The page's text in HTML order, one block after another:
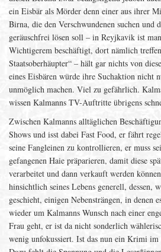
ein Eisbär als Mörder denn einer aus ihrer
Birna, die den Verschwundenen suchen und
geräuschfrei lösen soll – in Reyjkavik ist
Wichtigerem beschäftigt, dort nämlich
Staatsoberhäupter“ – hält gar nichts von
eines Eisbären würde ihre Suchaktion nicht
unmöglich machen. Viel zu gefährlich.
wissen Kalmanns TV-Auftritte übrigens
Zwischen Kalmanns alltäglichen
Shows und isst dabei Fast Food, er fährt
seine Fangleinen zu kontrollieren, er muss
gefangenen Haie präparieren, damit diese
verarbeitet und dann verkauft werden
hinsichtlich seines Lebens generell, dessen,
geschieht, einigen Nebensträngen, in denen
wieder um Kalmanns Wunsch nach einer
Frau geht, er ist da nicht sonderlich
wenig unfokussiert. Ist das nun ein Krimi im